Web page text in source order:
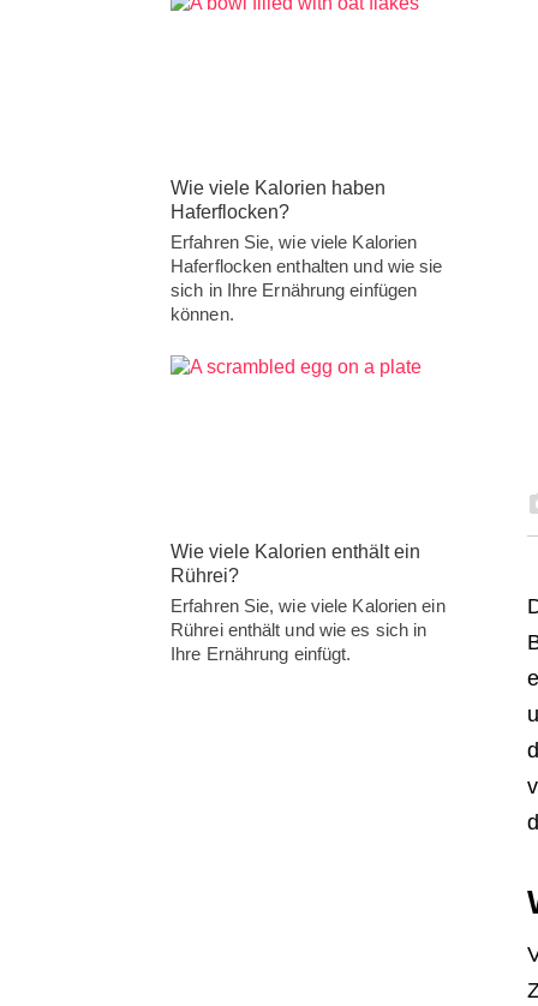
Wie viele Kalorien haben
Haferflocken?
Erfahren Sie, wie viele Kalorien
Haferflocken enthalten und wie sie
sich in Ihre Ernährung einfügen
können.
Wie viele Kalorien enthält ein
Rührei?
Erfahren Sie, wie viele Kalorien ein
Rührei enthält und wie es sich in
Ihre Ernährung einfügt.